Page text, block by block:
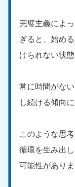
完璧主義によ
ぎると、始め
けられない状態
常に時間がな
し続ける傾向
このような思
循環を生み出
可能性がありま